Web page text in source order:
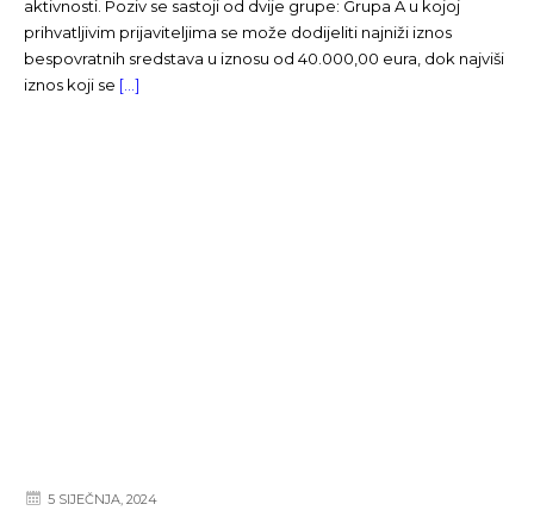
aktivnosti. Poziv se sastoji od dvije grupe: Grupa A u kojoj
prihvatljivim prijaviteljima se može dodijeliti najniži iznos
bespovratnih sredstava u iznosu od 40.000,00 eura, dok najviši
iznos koji se […]
5 SIJEČNJA, 2024